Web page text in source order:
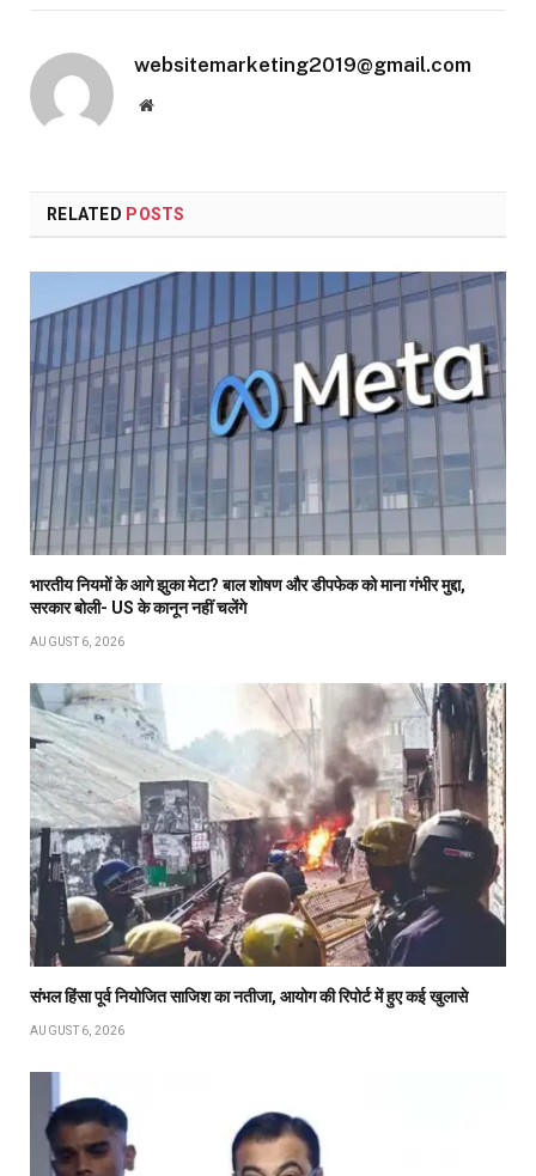
websitemarketing2019@gmail.com
Website
RELATED POSTS
भारतीय नियमों के आगे झुका मेटा? बाल शोषण और डीपफेक को माना गंभीर मुद्दा,
सरकार बोली- US के कानून नहीं चलेंगे
AUGUST 6, 2026
संभल हिंसा पूर्व नियोजित साजिश का नतीजा, आयोग की रिपोर्ट में हुए कई खुलासे
AUGUST 6, 2026